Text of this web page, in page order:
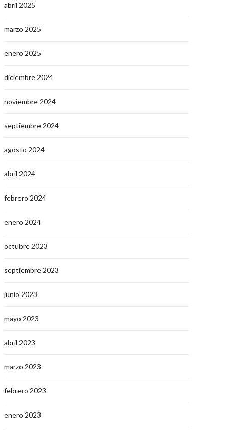
abril 2025
marzo 2025
enero 2025
diciembre 2024
noviembre 2024
septiembre 2024
agosto 2024
abril 2024
febrero 2024
enero 2024
octubre 2023
septiembre 2023
junio 2023
mayo 2023
abril 2023
marzo 2023
febrero 2023
enero 2023